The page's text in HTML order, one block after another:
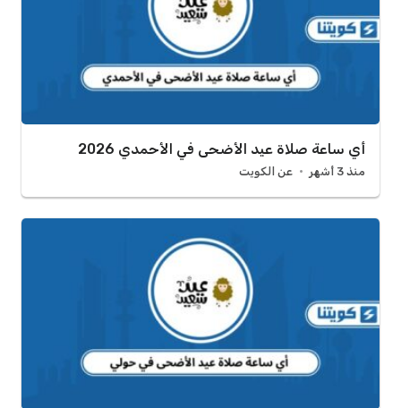
أي ساعة صلاة عيد الأضحى في الأحمدي 2026
منذ 3 أشهر عن الكويت